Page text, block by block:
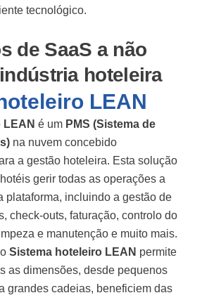
tecnológico.
de SaaS a não
hoteleira
LEAN
é um PMS (Sistema de
na nuvem concebido
a gestão hoteleira. Esta solução
gerir todas as operações a
plataforma, incluindo a gestão de
check-outs, faturação, controlo do
e manutenção e muito mais.
Sistema hoteleiro LEAN permite
as dimensões, desde pequenos
grandes cadeias, beneficiem das